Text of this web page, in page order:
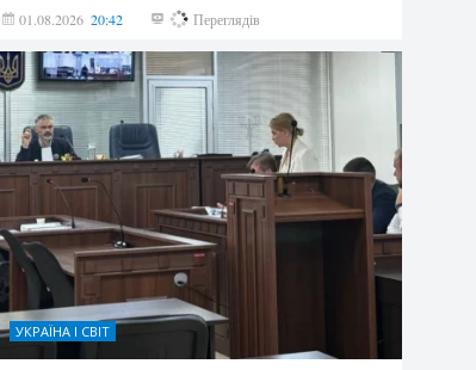
01.08.2026 20:42 189 Переглядів
УКРАЇНА І СВІТ